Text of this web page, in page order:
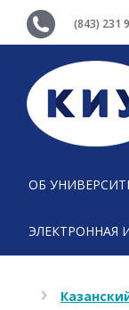
(843) 231
ОБ
ЭЛЕКТРОННАЯ